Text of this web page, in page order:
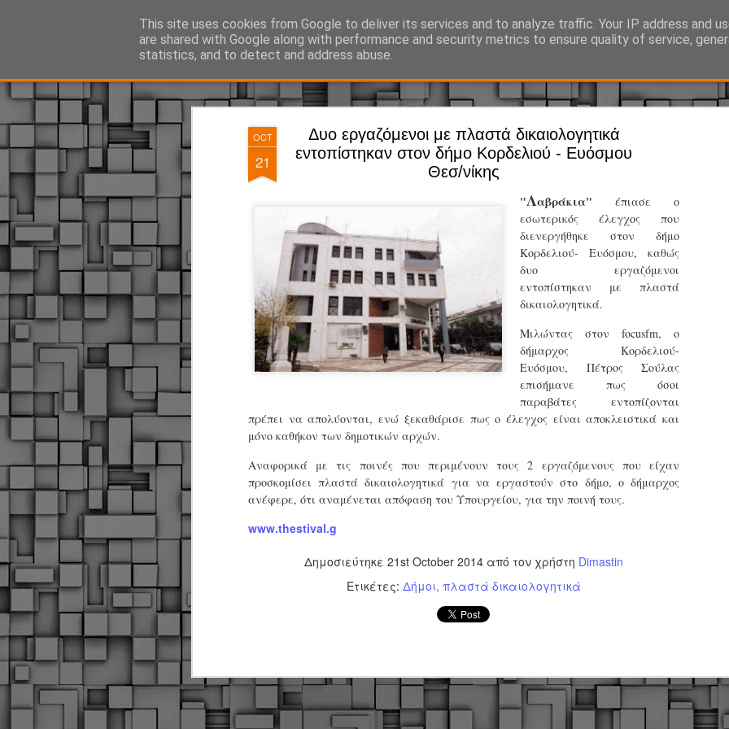
OCT
21
Δυο εργαζόμενοι με πλαστά δικαιολογητικά
εντοπίστηκαν στον δήμο Κορδελιού - Ευόσμου
Θεσ/νίκης
"Λαβράκια" έπιασε ο
εσωτερικός έλεγχος που
διενεργήθηκε στον δήμο
Κορδελιού- Ευόσμου, καθώς
δυο εργαζόμενοι
εντοπίστηκαν με πλαστά
δικαιολογητικά.
Μιλώντας στον focusfm, ο
δήμαρχος Κορδελιού-
Ευόσμου, Πέτρος Σούλας
επισήμανε πως όσοι
παραβάτες εντοπίζονται
πρέπει να απολύονται, ενώ ξεκαθάρισε πως ο έλεγχος είναι αποκλειστικά και
μόνο καθήκον των δημοτικών αρχών.
Αναφορικά με τις ποινές που περιμένουν τους 2 εργαζόμενους που είχαν
προσκομίσει πλαστά δικαιολογητικά για να εργαστούν στο δήμο, ο δήμαρχος
ανέφερε, ότι αναμένεται απόφαση του Υπουργείου, για την ποινή τους.
www.thestival.g
Δημοσιεύτηκε 21st October 2014 από τον χρήστη Dimastin
Ετικέτες: Δήμοι πλαστά δικαιολογητικά
This site uses cookies from Google to deliver its services and to analyze traffic. Your IP address and
are shared with Google along with performance and security metrics to ensure quality of service,
statistics, and to detect and address abuse.
ΔΗΜΟΤΙΚΗ ΑΣΤΥΝΟΜΙΑ, τα νέα! Ό, τι συμβαίνει γύρω από τη Δημοτική Αστυνομία, την τοπική
JUL
29
Ξεκινά επίσημα η
Η Δημοτική Αστυνομία
καθώς από την 1η
επιχειρησιακή
παρουσία του Δήμου
χώρους.
Η νέα υπηρεσία θα
εκπαιδευμένους
ήδη ολοκληρώσει την
είναι έτοιμοι να
τις περιπολίες και τις
στελεχών της υπηρεσίας.
JUN
Δήμος Κοζάνης :
Αναμνηστικά
JUN
Απολογισμός των
ελέγχων σε ιδιοκτήτες
JUN
Δημοτική Αστυνομία
Θεσσαλονίκης: Ένταση